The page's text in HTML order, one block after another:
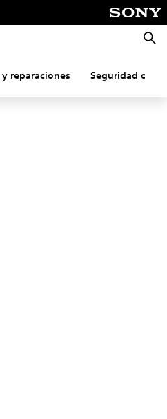
reparaciones Seguridad